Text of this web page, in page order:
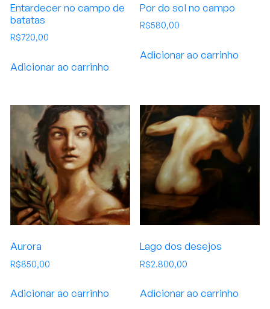
Entardecer no campo de
batatas
R$720,00
Adicionar ao carrinho
Por do sol no campo
R$580,00
Adicionar ao carrinho
Aurora
R$850,00
Adicionar ao carrinho
Lago dos desejos
R$2.800,00
Adicionar ao carrinho